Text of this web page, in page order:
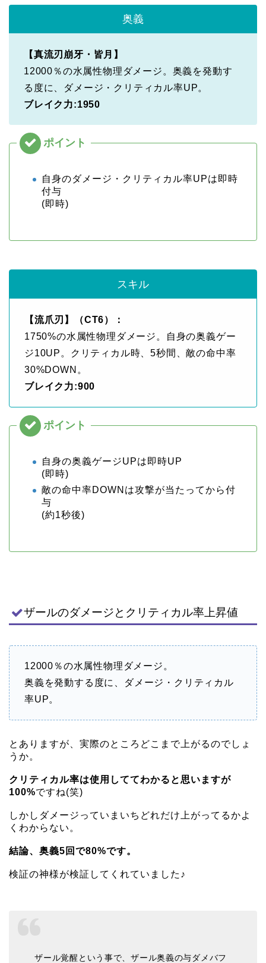
奥義
【真流刃崩牙・皆月】
12000％の水属性物理ダメージ。奥義を発動す
る度に、ダメージ・クリティカル率UP。
ブレイク力:1950
自身のダメージ・クリティカル率UPは即時
付与
(即時)
スキル
【流爪刃】（CT6）：
1750%の水属性物理ダメージ。自身の奥義ゲー
ジ10UP。クリティカル時、5秒間、敵の命中率
30%DOWN。
ブレイク力:900
自身の奥義ゲージUPは即時UP
(即時)
敵の命中率DOWNは攻撃が当たってから付
与
(約1秒後)
ザールのダメージとクリティカル率上昇値
12000％の水属性物理ダメージ。
奥義を発動する度に、ダメージ・クリティカル
率UP。
とありますが、実際のところどこまで上がるのでしょ
うか。
クリティカル率は使用しててわかると思いますが
100%ですね(笑)
しかしダメージっていまいちどれだけ上がってるかよ
くわからない。
結論、奥義5回で80%です。
検証の神様が検証してくれていました♪
ザール覚醒という事で、ザール奥義の与ダメバフ